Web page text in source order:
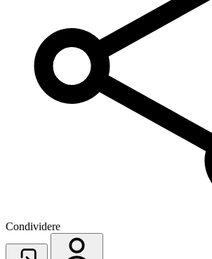
Condividere